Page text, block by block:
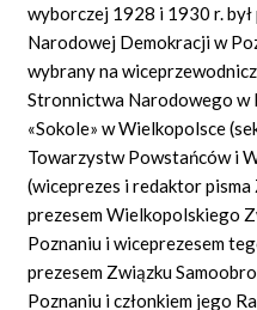
wyborczej 1928 i 1930 r.
Narodowej Demokracji w
wybrany na
Stronnictwa Narodowego w
«Sokole» w Wielkopolsce
Towarzystw Powstańców i
(wiceprezes i redaktor pisma
prezesem Wielkopolskiego
Poznaniu i wiceprezesem
prezesem Związku
Poznaniu i członkiem jego